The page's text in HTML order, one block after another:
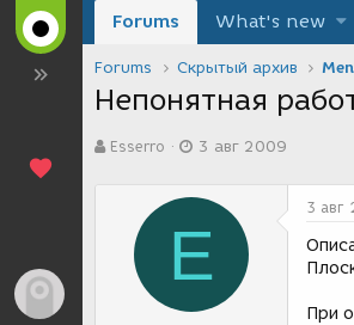
Forums What's new
Forums Скрытый архив
Непонятная
в
Esserro
а
а
о
з
д
3 авг 2009
E
3 авг
При